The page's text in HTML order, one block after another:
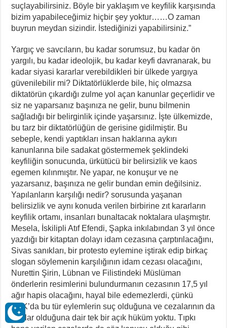
suçlayabilirsiniz. Böyle bir yaklaşım ve keyfilik karşısında
bizim yapabileceğimiz hiçbir şey yoktur……O zaman
buyrun meydan sizindir. İstediğinizi yapabilirsiniz.”
Yargıç ve savcıların, bu kadar sorumsuz, bu kadar ön
yargılı, bu kadar ideolojik, bu kadar keyfi davranarak, bu
kadar siyasi kararlar verebildikleri bir ülkede yargıya
güvenilebilir mi? Diktatörlüklerde bile, hiç olmazsa
diktatörün çıkardığı zulme yol açan kanunlar geçerlidir ve
siz ne yaparsanız başınıza ne gelir, bunu bilmenin
sağladığı bir belirginlik içinde yaşarsınız. İşte ülkemizde,
bu tarz bir diktatörlüğün de gerisine gidilmiştir. Bu
sebeple, kendi yaptıkları insan haklarına aykırı
kanunlarına bile sadakat göstermemek şeklindeki
keyfiliğin sonucunda, ürkütücü bir belirsizlik ve kaos
egemen kılınmıştır. Ne yapar, ne konuşur ve ne
yazarsanız, başınıza ne gelir bundan emin değilsiniz.
Yapılanların karşılığı nedir? sorusunda yaşanan
belirsizlik ve aynı konuda verilen birbirine zıt kararların
keyfilik ortamı, insanları bunaltacak noktalara ulaşmıştır.
Mesela, İskilipli Atıf Efendi, Şapka inkılabından 3 yıl önce
yazdığı bir kitaptan dolayı idam cezasına çarptırılacağını,
Sivas sanıkları, bir protesto eylemine iştirak edip birkaç
slogan söylemenin karşılığının idam cezası olacağını,
Nurettin Şirin, Lübnan ve Filistindeki Müslüman
önderlerin resimlerini bulundurmanın cezasının 17,5 yıl
ağır hapis olacağını, hayal bile edemezlerdi, çünkü
TCK’da bu tür eylemlerin suç olduğuna ve cezalarının da
bunlar olduğuna dair tek bir açık hüküm yoktu. Tıpkı